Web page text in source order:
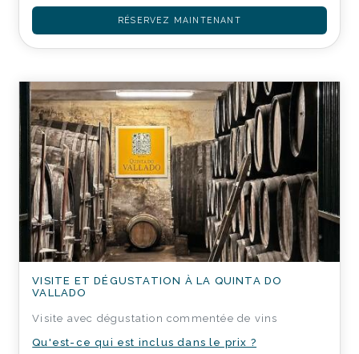
RÉSERVEZ MAINTENANT
VISITE ET DÉGUSTATION À LA QUINTA DO
VALLADO
Visite avec dégustation commentée de vins
Qu'est-ce qui est inclus dans le prix ?